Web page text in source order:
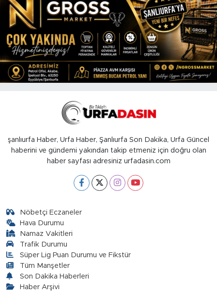
şanlıurfa Haber, Urfa Haber, Şanlıurfa Son Dakika, Urfa Güncel
haberini ve gündemi yakından takip etmeniz için doğru olan
haber sayfası adresiniz urfadasin.com
Nöbetçi Eczaneler
Hava Durumu
Namaz Vakitleri
Trafik Durumu
Süper Lig Puan Durumu ve Fikstür
Tüm Manşetler
Son Dakika Haberleri
Haber Arşivi